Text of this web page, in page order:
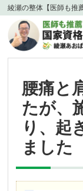
綾瀬の整体【医師も推
腰痛と
たが、
り、起
ました